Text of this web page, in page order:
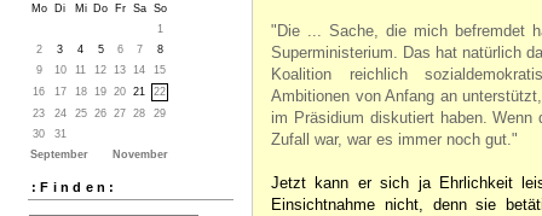
Mo
Di Mi Do Fr Sa
So
1
2
3 4 5 6 7
8
9
10 11 12 13 14
15
16
17 18 19 20 21
22
23
24 25 26 27 28
29
30
31
September
November
:Finden:
"Die ... Sache, die mich befremdet
Superministerium. Das hat natürlich
Koalition reichlich
Ambitionen von Anfang an
im Präsidium diskutiert haben.
Zufall war, war es immer noch gut."
Jetzt kann er sich ja Ehrlichkeit
Einsichtnahme nicht, denn sie